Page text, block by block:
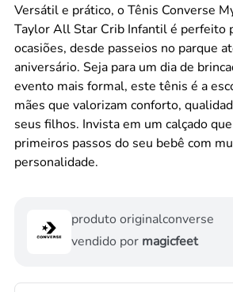
Versátil e prático, o Tênis Converse
Taylor All Star Crib Infantil é perfeito
ocasiões, desde passeios no parque
aniversário. Seja para um dia de
evento mais formal, este tênis é a
mães que valorizam conforto,
seus filhos. Invista em um calçado
primeiros passos do seu bebê com
personalidade.
produto originalconverse
vendido por magicfeet